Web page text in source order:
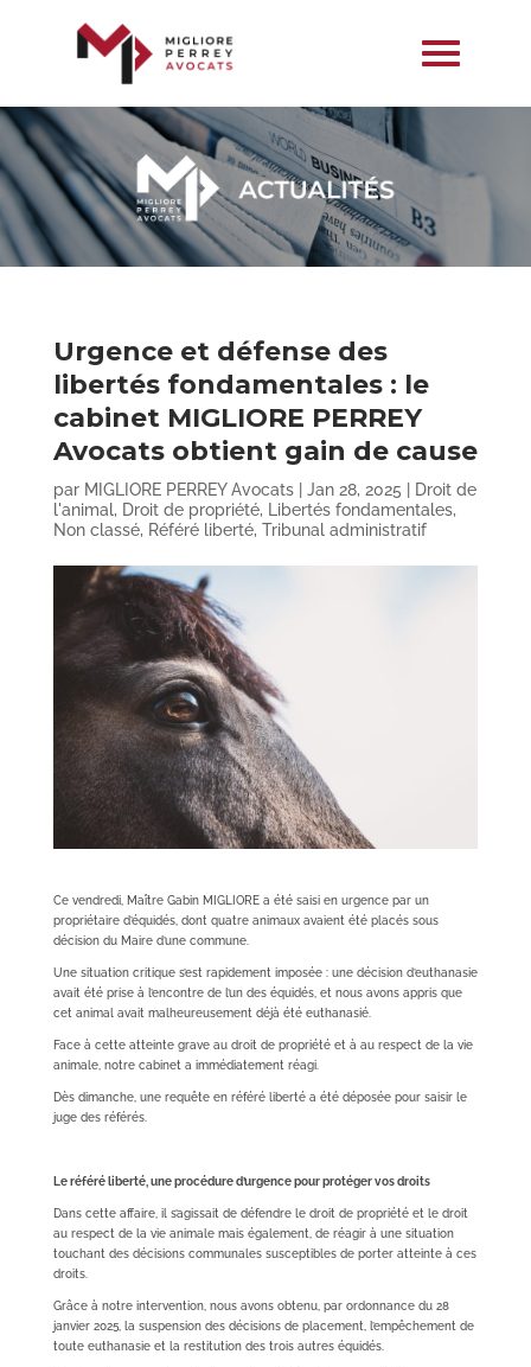
Urgence et défense des
libertés fondamentales : le
cabinet MIGLIORE PERREY
Avocats obtient gain de cause
par MIGLIORE PERREY Avocats| Jan 28, 2025
Droit de
l'animal, Droit de propriété, Libertés fondamentales,
Non classé, Référé liberté, Tribunal administratif
Ce vendredi, Maître Gabin MIGLIORE a été saisi en urgence par un
propriétaire d’équidés, dont quatre animaux avaient été placés sous
décision du Maire d’une commune.
Une situation critique s’est rapidement imposée : une décision d’euthanasie
avait été prise à l’encontre de l’un des équidés, et nous avons appris que
cet animal avait malheureusement déjà été euthanasié.
Face à cette atteinte grave au droit de propriété et à au respect de la vie
animale, notre cabinet a immédiatement réagi.
Dès dimanche, une requête en référé liberté a été déposée pour saisir le
juge des référés.
Le référé liberté, une procédure d’urgence pour protéger vos droits
Dans cette affaire, il s’agissait de défendre le droit de propriété et le droit
au respect de la vie animale mais également, de réagir à une situation
touchant des décisions communales susceptibles de porter atteinte à ces
droits.
Grâce à notre intervention, nous avons obtenu, par ordonnance du 28
janvier 2025, la suspension des décisions de placement, l’empêchement de
toute euthanasie et la restitution des trois autres équidés.